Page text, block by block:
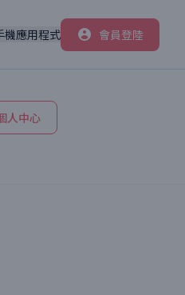
機應用程式 會員登陸
人中心